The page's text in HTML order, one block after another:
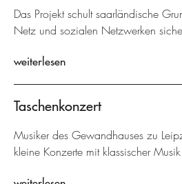
Das Projekt schult saarländische
Netz und sozialen Netzwerken
weiterlesen
Taschenkonzert
Musiker des Gewandhauses zu
kleine Konzerte mit klassischer